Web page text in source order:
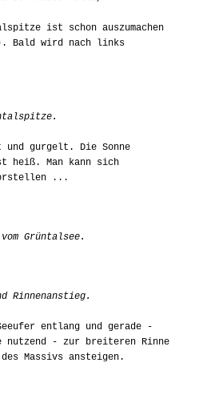
ist schon auszumachen
Bald wird nach links
und gurgelt. Die Sonne
heiß. Man kann sich
...
Grüntalsee.
Rinnenanstieg.
entlang und gerade -
nutzend - zur breiteren Rinne
Massivs ansteigen.